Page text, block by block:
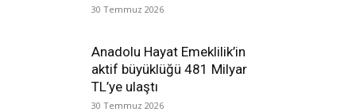
30 Temmuz 2026
Anadolu Hayat Emeklilik’in
aktif büyüklüğü 481 Milyar
TL’ye ulaştı
30 Temmuz 2026